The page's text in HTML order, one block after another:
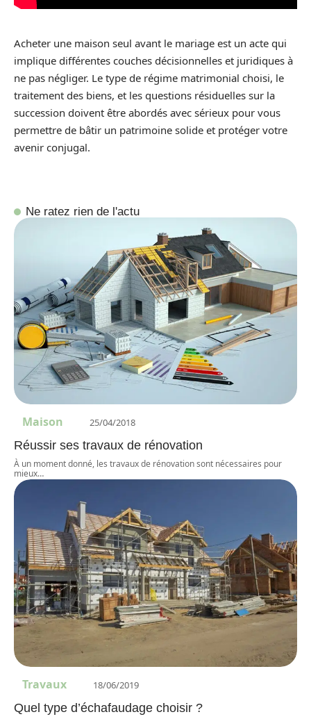
Acheter une maison seul avant le mariage est un acte qui
implique différentes couches décisionnelles et juridiques à
ne pas négliger. Le type de régime matrimonial choisi, le
traitement des biens, et les questions résiduelles sur la
succession doivent être abordés avec sérieux pour vous
permettre de bâtir un patrimoine solide et protéger votre
avenir conjugal.
Ne ratez rien de l'actu
Maison 25/04/2018
Réussir ses travaux de rénovation
À un moment donné, les travaux de rénovation sont nécessaires pour
mieux…
Travaux 18/06/2019
Quel type d’échafaudage choisir ?